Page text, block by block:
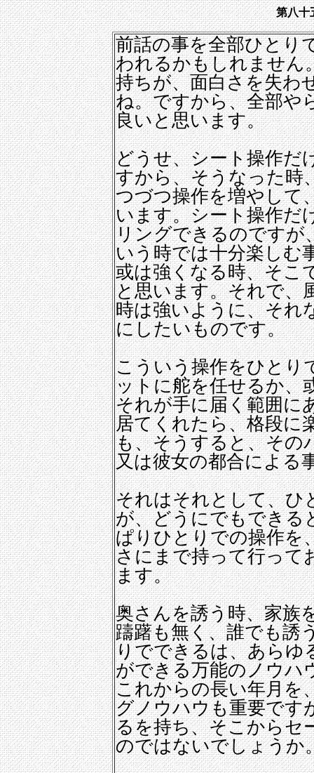
第八
前話の事を全部ひと
われるかもしれません
持ちが、面白さを失わ
ね。ですから、全部や
良いと思います。
どうせ、シート操作だ
すから、そうなった時
つづつ操作を増やして
います。シート操作だ
リングできるのですが
いう時では十分楽しむ
或は強くなる時、そこ
と思います。それで、
時は強いように、それ
にしたいものです。
こういう操作をひとり
ットに舵を任せるか、
それが手に届く範囲に
居てくれたら、格段に
も、そうすると、その
又は彼女の都合による
それはそれとして、ひ
が、どうにでもできる
ぱりひとりでの操作を
さにまで持って行って
ます。
奥さんを誘う時、家族
躊躇も無く、誰でも誘
りでできるは、あらゆ
ができる万能のノウハ
これからの長い年月を
グノウハウも重要です
るを持ち、そこからセ
のではないでしょうか